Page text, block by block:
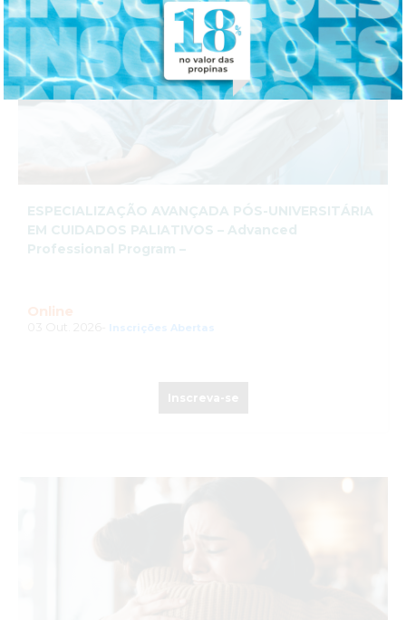
ESPECIALIZAÇÃO AVANÇADA PÓS-UNIVERSITÁRIA
EM CUIDADOS PALIATIVOS – Advanced
Professional Program –
Online
Inscrições Abertas